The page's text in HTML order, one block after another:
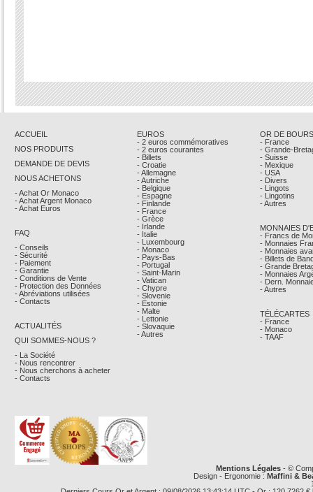
ACCUEIL
NOS PRODUITS
DEMANDE DE DEVIS
NOUS ACHETONS
- Achat Or Monaco
- Achat Argent Monaco
- Achat Euros
FAQ
- Conseils
- Sécurité
- Paiement
- Garantie
- Conditions de Vente
- Protection des Données
- Abréviations utilisées
- Contacts
ACTUALITÉS
QUI SOMMES-NOUS ?
- La Société
- Nous rencontrer
- Nous cherchons à acheter
- Contacts
EUROS
- 2 euros commémoratives
- 2 euros courantes
- Billets
- Croatie
- Allemagne
- Autriche
- Belgique
- Espagne
- Finlande
- France
- Grèce
- Irlande
- Italie
- Luxembourg
- Monaco
- Pays-Bas
- Portugal
- Saint-Marin
- Vatican
- Chypre
- Slovenie
- Estonie
- Malte
- Lettonie
- Slovaquie
- Autres
OR DE
- France
- Grande-
- Suisse
- Mexique
- USA
- Divers
- Lingots
- Lingotins
- Autres
MONNAIES
- Francs de
- Monnaies
- Monnaies
- Billets de
- Grande
- Monnaies
- Dern.
- Autres
TÉLÉCARTES
- France
- Monaco
- TAAF
Mentions Légales- ©
Design - Ergonomie : Maffini &